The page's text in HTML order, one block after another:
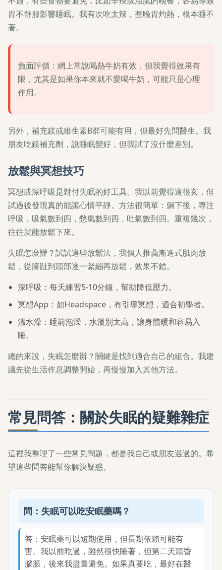
胃不舒服影響睡眠。我有次吃太辣，整晚胃灼熱，根本睡不
著。
負面評價：網上常說喝熱牛奶有效，但我覺得效果有
限，尤其是如果你本來就不愛喝牛奶，可能只是心理
作用。
另外，補充鎂或維生素B群可能有用，但最好先問醫生。我
朋友吃鎂補充劑，說睡眠變好，但我試了沒什麼差別。
放鬆與冥想技巧
冥想或深呼吸是對付失眠的好工具。我以前覺得這很玄，但
試過後發現真的能讓心情平靜。方法很簡單：躺下後，專注
呼吸，吸氣數到四，憋氣數到四，吐氣數到四。重複幾次，
往往就能放鬆下來。
失眠怎麼辦？試試這些放鬆法，我個人推薦漸進式肌肉放
鬆，從腳趾到頭部逐一緊繃再放鬆，效果不錯。
深呼吸：每天練習5-10分鐘，幫助降低壓力。
冥想App：如Headspace，有引導冥想，適合初學者。
溫水澡：睡前泡澡，水溫別太高，讓身體暖和容易入
睡。
總的來說，失眠怎麼辦？關鍵是找到適合自己的組合。我建
議先從生活作息調整開始，再慢慢加入其他方法。
常見問答：關於失眠的疑難雜症
這裡我整理了一些常見問題，都是我自己或朋友遇過的。希
望這些問答能幫你解決疑惑。
問：失眠可以吃安眠藥嗎？
答：安眠藥可以短期使用，但長期依賴可能有
害。我以前吃過，雖然很快睡著，但第二天頭昏
腦脹，後來我盡量避免。如果真要吃，最好在醫